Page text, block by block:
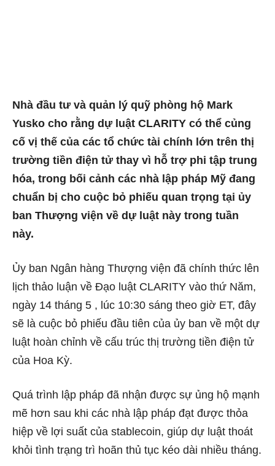
Nhà đầu tư và quản lý quỹ phòng hộ Mark
Yusko cho rằng dự luật CLARITY có thể củng
cố vị thế của các tổ chức tài chính lớn trên thị
trường tiền điện tử thay vì hỗ trợ phi tập trung
hóa, trong bối cảnh các nhà lập pháp Mỹ đang
chuẩn bị cho cuộc bỏ phiếu quan trọng tại ủy
ban Thượng viện về dự luật này trong tuần
này.
Ủy ban Ngân hàng Thượng viện đã chính thức lên
lịch thảo luận về Đạo luật CLARITY vào thứ Năm,
ngày 14 tháng 5 , lúc 10:30 sáng theo giờ ET, đây
sẽ là cuộc bỏ phiếu đầu tiên của ủy ban về một dự
luật hoàn chỉnh về cấu trúc thị trường tiền điện tử
của Hoa Kỳ.
Quá trình lập pháp đã nhận được sự ủng hộ mạnh
mẽ hơn sau khi các nhà lập pháp đạt được thỏa
hiệp về lợi suất của stablecoin, giúp dự luật thoát
khỏi tình trạng trì hoãn thủ tục kéo dài nhiều tháng.